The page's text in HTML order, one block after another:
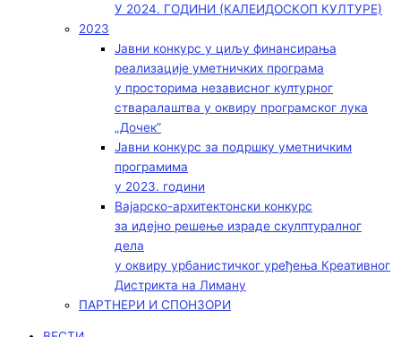
У 2024. ГОДИНИ (КАЛЕИДОСКОП КУЛТУРЕ)
2023
Јавни конкурс у циљу финансирања
реализације уметничких програма
у просторима независног културног
стваралаштва у оквиру програмског лука
„Дочек”
Јавни конкурс за подршку уметничким
програмима
у 2023. години
Вајарско-архитектонски конкурс
за идејно решење израде скулптуралног
дела
у оквиру урбанистичког уређења Креативног
Дистрикта на Лиману
ПАРТНЕРИ И СПОНЗОРИ